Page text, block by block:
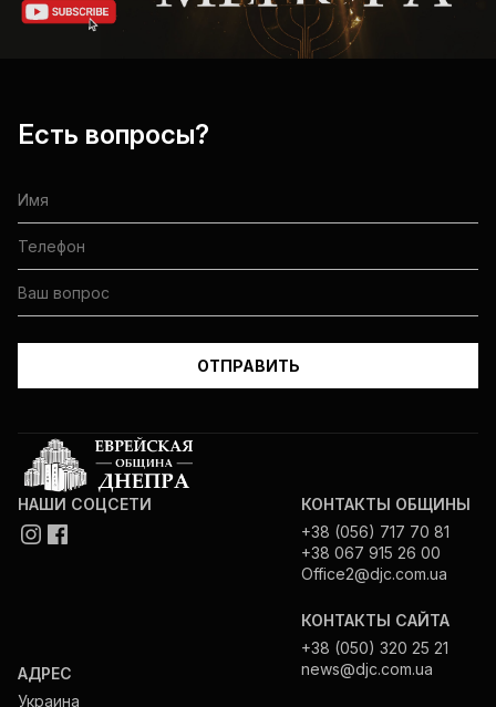
Есть вопросы?
НАШИ СОЦСЕТИ
АДРЕС
Украина
КОНТАКТЫ ОБЩИНЫ
+38 (056) 717 70 81
+38 067 915 26 00
Office2@djc.com.ua
КОНТАКТЫ САЙТА
+38 (050) 320 25 21
news@djc.com.ua